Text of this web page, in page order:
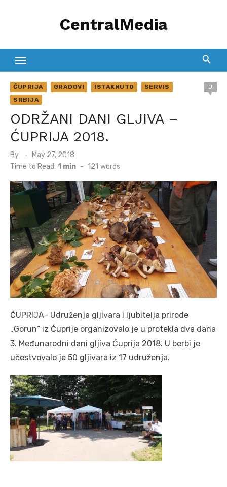
CentralMedia
ĆUPRIJA GRADOVI ISTAKNUTO
SERVIS
SRBIJA
0
ODRŽANI DANI GLJIVA –
ĆUPRIJA 2018.
By
Posted
on
May 27, 2018
Time to Read: 1 min - 121 words
ĆUPRIJA- Udruženja gljivara i ljubitelja prirode
„Gorun“ iz Ćuprije organizovalo je u protekla dva dana
3. Međunarodni dani gljiva Ćuprija 2018. U berbi je
učestvovalo je 50 gljivara iz 17 udruženja.